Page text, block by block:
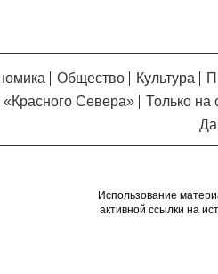
Общество Культура
«Красного Севера»
Только на
Использование
активной ссылки на